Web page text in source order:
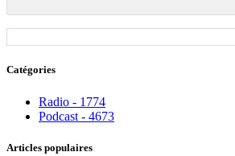
Catégories
Radio - 1774
Podcast - 4673
Articles populaires